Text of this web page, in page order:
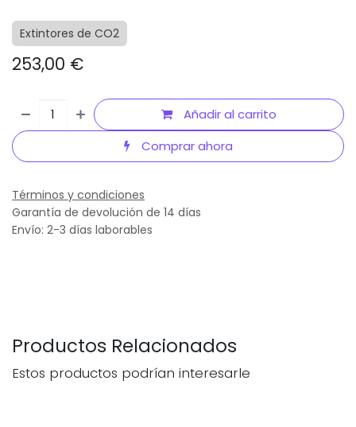
Extintores de CO2
253,00 €
Añadir al carrito
Comprar ahora
Términos y condiciones
Garantía de devolución de 14 días
Envío: 2-3 días laborables
Productos Relacionados
Estos productos podrían interesarle